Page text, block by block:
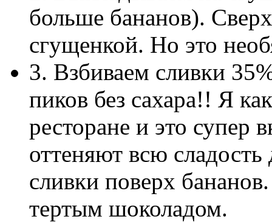
больше бананов).
сгущенкой. Но это
3. Взбиваем сливки
пиков без сахара!! Я
ресторане и это супер
оттеняют всю
сливки поверх
тертым шоколадом.